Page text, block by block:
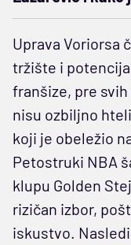
Uprava Voriorsa
tržište i
franšize, pre svih
nisu ozbiljno
koji je obeležio
Petostruki NBA
klupu Golden
rizičan izbor,
iskustvo.